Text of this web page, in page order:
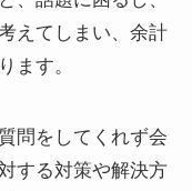
えてしまい、余計
ます。
問をしてくれず会
する対策や解決方